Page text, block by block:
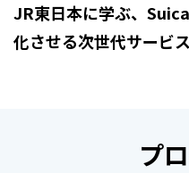
JR東日本に学ぶ、
化させる次世代サービ
プ